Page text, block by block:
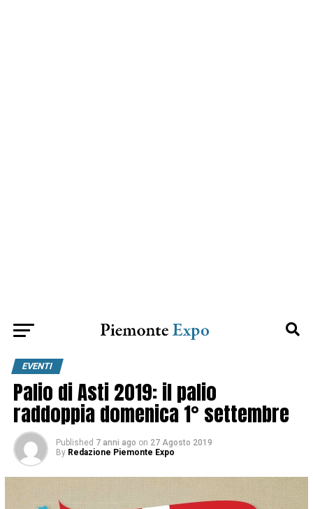
EVENTI
Palio di Asti 2019: il palio
raddoppia domenica 1° settembre
Published 7 anni ago on 27 Agosto 2019
By Redazione Piemonte Expo